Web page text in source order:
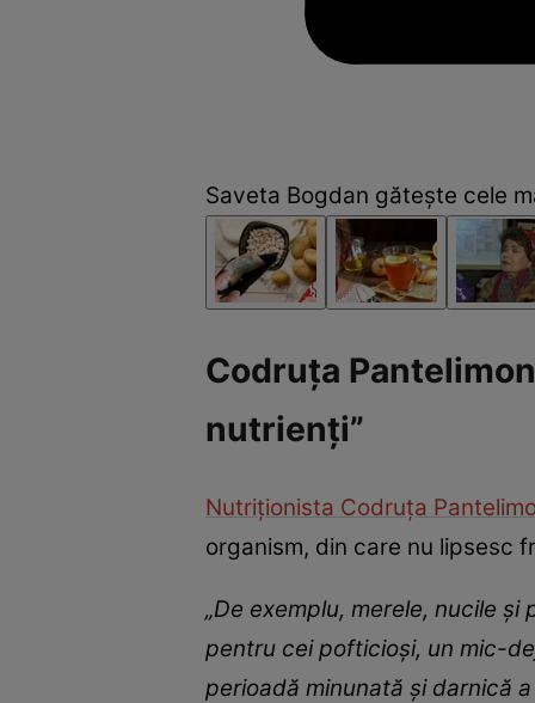
Saveta Bogdan gătește cele
Codruța
nutrienți”
Nutriționista Codruța
organism, din care nu lipsesc
„De exemplu, merele, nucile
pentru cei pofticioși, un mic-
perioadă minunată și darnică